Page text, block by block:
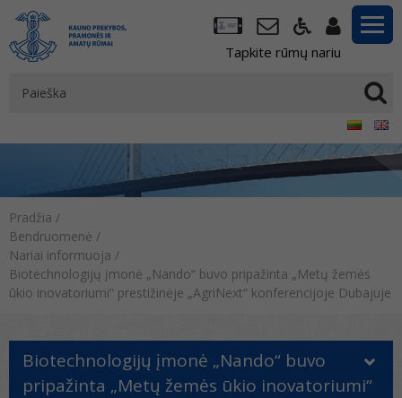
Tapkite rūmų nariu
Pradžia /
Bendruomenė /
Nariai informuoja /
Biotechnologijų įmonė „Nando“ buvo pripažinta „Metų žemės
ūkio inovatoriumi“ prestižinėje „AgriNext“ konferencijoje Dubajuje
Biotechnologijų įmonė „Nando“ buvo
pripažinta „Metų žemės ūkio inovatoriumi“